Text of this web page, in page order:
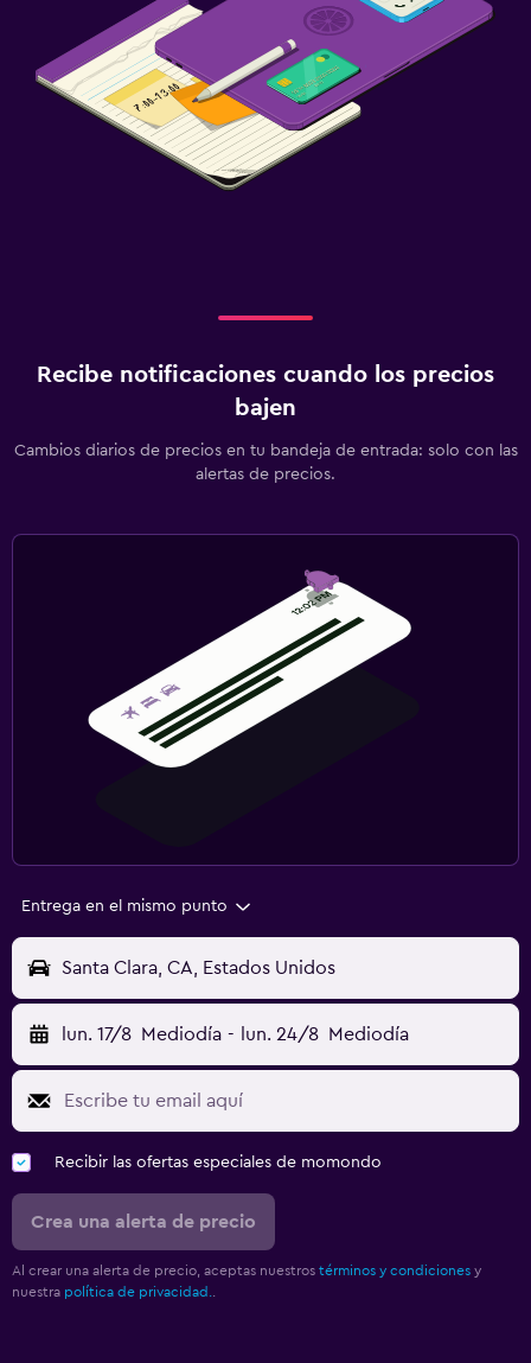
Recibe notificaciones cuando los precios
bajen
Cambios diarios de precios en tu bandeja de entrada: solo con las
alertas de precios.
Entrega en el mismo punto
Santa Clara, CA, Estados Unidos
lun. 17/8 Mediodía - lun. 24/8 Mediodía
Recibir las ofertas especiales de momondo
Crea una alerta de precio
Al crear una alerta de precio, aceptas nuestros términos y condiciones y
nuestra política de privacidad.